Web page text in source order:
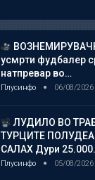
усмрти фудбалер
натпревар во…
Плусинфо 06/08/2026
ЛУДИЛО ВО
ТУРЦИТЕ
САЛАХ Дури
Плусинфо 05/08/2026